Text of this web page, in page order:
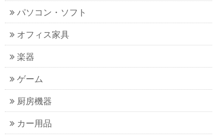
パソコン・ソフト
オフィス家具
楽器
ゲーム
厨房機器
カー用品